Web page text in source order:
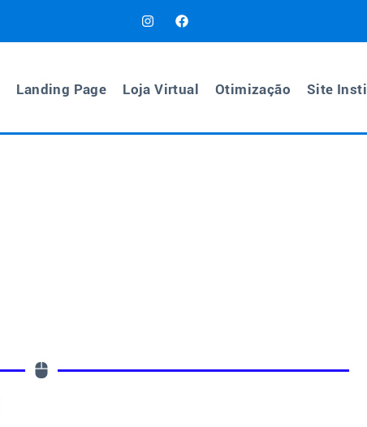
Landing Page Loja Virtual Otimização Site